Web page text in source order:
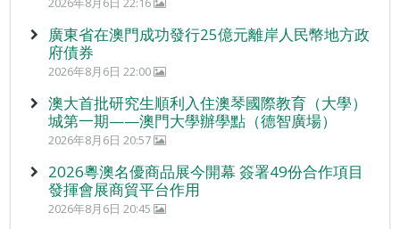
廣東省在澳門成功發行25億元離岸人民幣地方政
府債券
2026年8月6日 22:00
澳大首批研究生順利入住澳琴國際教育（大學）
城第一期——澳門大學辦學點（德智廣場）
2026年8月6日 20:57
2026粵澳名優商品展今開幕 簽署49份合作項目
發揮會展商貿平台作用
2026年8月6日 20:45